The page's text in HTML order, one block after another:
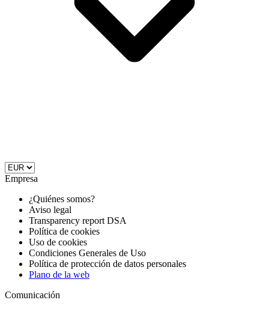
Empresa
¿Quiénes somos?
Aviso legal
Transparency report DSA
Política de cookies
Uso de cookies
Condiciones Generales de Uso
Política de protección de datos personales
Plano de la web
Comunicación